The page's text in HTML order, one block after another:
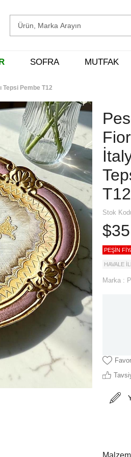
SOFRA MUTFAK
Pembe T12
T12
Stok
PEŞİN
HAVALE
Marka :